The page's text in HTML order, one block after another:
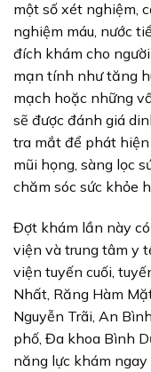
một số xét nghiệm,
nghiệm máu, nước
đích khám cho
mạn tính như tăng
mạch hoặc những
sẽ được đánh giá
tra mắt để phát
mũi họng, sàng lọc
chăm sóc sức khỏe
Đợt khám lần này
viện và trung tâm y
viện tuyến cuối,
Nhất, Răng Hàm
Nguyễn Trãi, An
phố, Đa khoa Bình
năng lực khám